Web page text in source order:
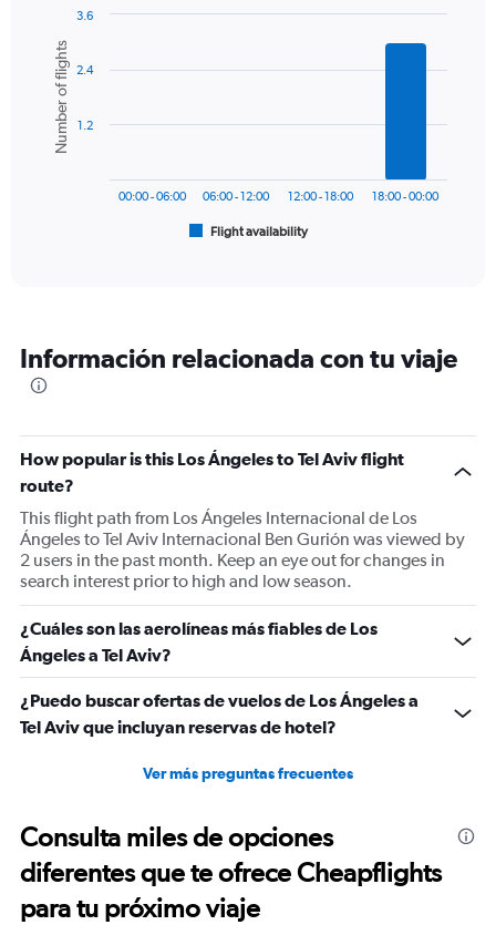
axis
displaying
values.
Range:
chart
with
bars.
The
categories.
The
Y
axis
displaying
Number
of
flights.
Range:
to
3.6.
Chart
graphic.
Number of flights
Flight availability
00:00 - 06:00 06:00 - 12:00 12:00 - 18:00 18:00 - 00:00
1.2
2.4
3.6
Información relacionada con tu viaje
How popular is this Los Ángeles to Tel Aviv flight
route?
This flight path from Los Ángeles Internacional de Los
Ángeles to Tel Aviv Internacional Ben Gurión was viewed by
2 users in the past month. Keep an eye out for changes in
search interest prior to high and low season.
¿Cuáles son las aerolíneas más fiables de Los
Ángeles a Tel Aviv?
¿Puedo buscar ofertas de vuelos de Los Ángeles a
Tel Aviv que incluyan reservas de hotel?
Ver más preguntas frecuentes
Consulta miles de opciones
diferentes que te ofrece Cheapflights
para tu próximo viaje